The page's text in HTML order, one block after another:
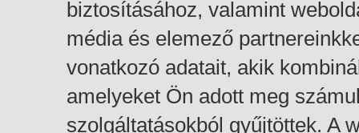
biztosításához, valamint
média és elemező
vonatkozó adatait, akik
amelyeket Ön adott meg
szolgáltatásokból gyűjtöttek. A